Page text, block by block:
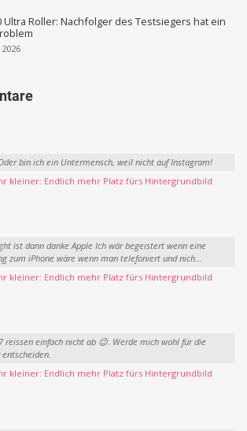
Ultra Roller: Nachfolger des Testsiegers hat ein
bin ich ein Untermensch, weil nicht auf Instagram!
kleiner: Endlich mehr Platz fürs Hintergrundbild
ist dann danke Apple Ich wär begeistert wenn eine
zum iPhone wäre wenn man telefoniert und nich...
kleiner: Endlich mehr Platz fürs Hintergrundbild
reissen einfach nicht ab 😉. Werde mich wohl für die
kleiner: Endlich mehr Platz fürs Hintergrundbild